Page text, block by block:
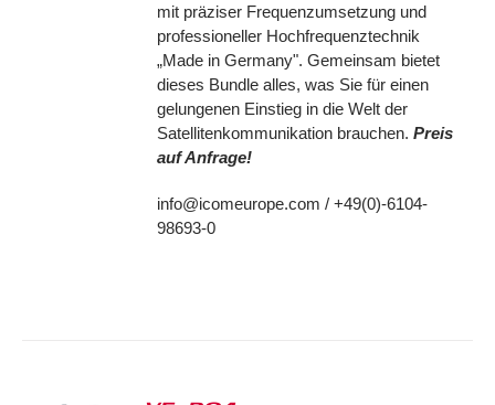
mit präziser Frequenzumsetzung und
professioneller Hochfrequenztechnik
„Made in Germany". Gemeinsam bietet
dieses Bundle alles, was Sie für einen
gelungenen Einstieg in die Welt der
Satellitenkommunikation brauchen.Preis
auf Anfrage!
info@icomeurope.com / +49(0)-6104-
98693-0